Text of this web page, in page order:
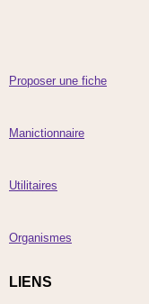
Proposer une fiche
Manictionnaire
Utilitaires
Organismes
LIENS